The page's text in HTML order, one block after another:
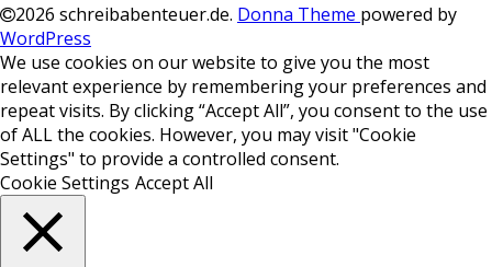
2026 schreibabenteuer.de. Donna Theme powered by
WordPress
We use cookies on our website to give you the most
relevant experience by remembering your preferences and
repeat visits. By clicking “Accept All”, you consent to the use
of ALL the cookies. However, you may visit "Cookie
Settings" to provide a controlled consent.
Cookie Settings Accept All